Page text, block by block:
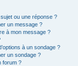
ou une réponse ?
un message ?
à mon message ?
à un sondage ?
un sondage ?
forum ?